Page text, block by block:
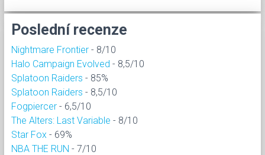
Poslední recenze
Nightmare Frontier - 8/10
Halo Campaign Evolved - 8,5/10
Splatoon Raiders - 85%
Splatoon Raiders - 8,5/10
Fogpiercer - 6,5/10
The Alters: Last Variable - 8/10
Star Fox - 69%
NBA THE RUN - 7/10